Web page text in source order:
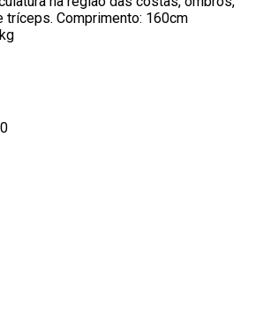
tríceps. Comprimento: 160cm